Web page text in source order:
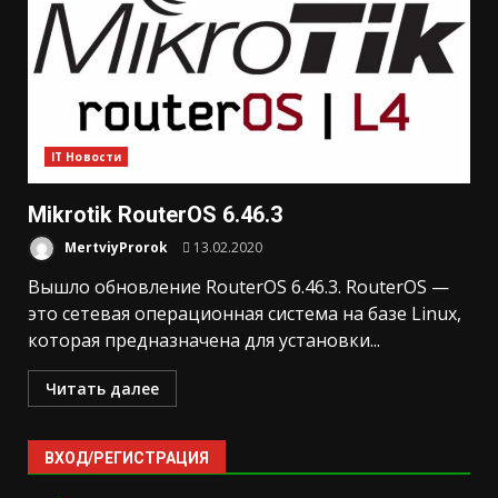
IT Новости
Mikrotik RouterOS 6.46.3
MertviyProrok 13.02.2020
Вышло обновление RouterOS 6.46.3. RouterOS —
это сетевая операционная система на базе Linux,
которая предназначена для установки...
Читать далее
ВХОД/РЕГИСТРАЦИЯ